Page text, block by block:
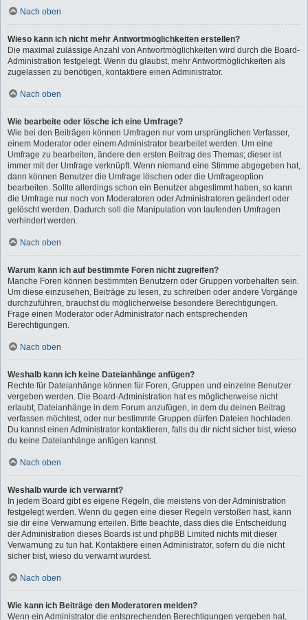
Nach oben
Wieso kann ich nicht mehr Antwortmöglichkeiten erstellen?
Die maximal zulässige Anzahl von Antwortmöglichkeiten wird durch die Board-
Administration festgelegt. Wenn du glaubst, mehr Antwortmöglichkeiten als
zugelassen zu benötigen, kontaktiere einen Administrator.
Nach oben
Wie bearbeite oder lösche ich eine Umfrage?
Wie bei den Beiträgen können Umfragen nur vom ursprünglichen Verfasser,
einem Moderator oder einem Administrator bearbeitet werden. Um eine
Umfrage zu bearbeiten, ändere den ersten Beitrag des Themas; dieser ist
immer mit der Umfrage verknüpft. Wenn niemand eine Stimme abgegeben hat,
dann können Benutzer die Umfrage löschen oder die Umfrageoption
bearbeiten. Sollte allerdings schon ein Benutzer abgestimmt haben, so kann
die Umfrage nur noch von Moderatoren oder Administratoren geändert oder
gelöscht werden. Dadurch soll die Manipulation von laufenden Umfragen
verhindert werden.
Nach oben
Warum kann ich auf bestimmte Foren nicht zugreifen?
Manche Foren können bestimmten Benutzern oder Gruppen vorbehalten sein.
Um diese einzusehen, Beiträge zu lesen, zu schreiben oder andere Vorgänge
durchzuführen, brauchst du möglicherweise besondere Berechtigungen.
Frage einen Moderator oder Administrator nach entsprechenden
Berechtigungen.
Nach oben
Weshalb kann ich keine Dateianhänge anfügen?
Rechte für Dateianhänge können für Foren, Gruppen und einzelne Benutzer
vergeben werden. Die Board-Administration hat es möglicherweise nicht
erlaubt, Dateianhänge in dem Forum anzufügen, in dem du deinen Beitrag
verfassen möchtest, oder nur bestimmte Gruppen dürfen Dateien hochladen.
Du kannst einen Administrator kontaktieren, falls du dir nicht sicher bist, wieso
du keine Dateianhänge anfügen kannst.
Nach oben
Weshalb wurde ich verwarnt?
In jedem Board gibt es eigene Regeln, die meistens von der Administration
festgelegt werden. Wenn du gegen eine dieser Regeln verstoßen hast, kann
sie dir eine Verwarnung erteilen. Bitte beachte, dass dies die Entscheidung
der Administration dieses Boards ist und phpBB Limited nichts mit dieser
Verwarnung zu tun hat. Kontaktiere einen Administrator, sofern du die nicht
sicher bist, wieso du verwarnt wurdest.
Nach oben
Wie kann ich Beiträge den Moderatoren melden?
Wenn ein Administrator die entsprechenden Berechtigungen vergeben hat,